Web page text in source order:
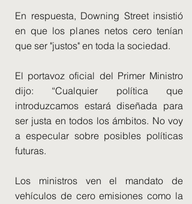
En respuesta, Downing Street insistió
en que los planes netos cero tenían
que ser "justos" en toda la sociedad.
El portavoz oficial del Primer Ministro
dijo: “Cualquier política que
introduzcamos estará diseñada para
ser justa en todos los ámbitos. No voy
a especular sobre posibles políticas
futuras.
Los ministros ven el mandato de
vehículos de cero emisiones como la